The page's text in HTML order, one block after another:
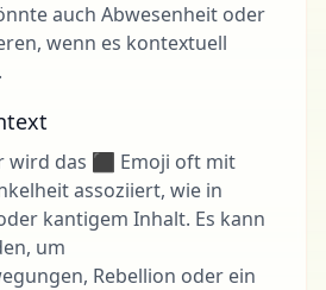
auch Abwesenheit oder
wenn es kontextuell
wird das ⬛ Emoji oft mit
assoziiert, wie in
kantigem Inhalt. Es kann
um
Rebellion oder ein